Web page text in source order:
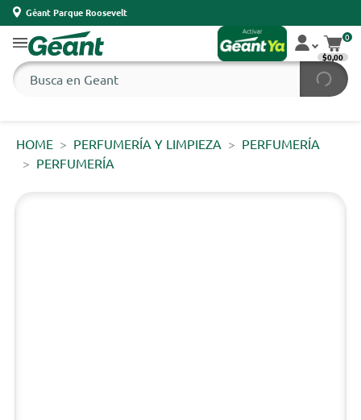
Géant Parque Roosevelt
0
$0,00
HOME PERFUMERÍA Y LIMPIEZA
PERFUMERÍA
PERFUMERÍA